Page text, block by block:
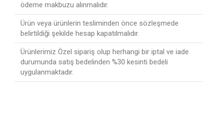
ödeme makbuzu alınmalıdır.
Ürün veya ürünlerin tesliminden önce sözleşmede
belirtildiği şekilde hesap kapatılmalıdır.
Ürünlerimiz Özel sipariş olup herhangi bir iptal ve iade
durumunda satış bedelinden %30 kesinti bedeli
uygulanmaktadır.